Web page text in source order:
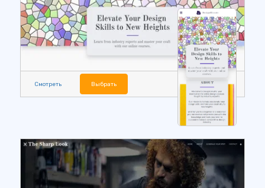
Смотреть Выбрать